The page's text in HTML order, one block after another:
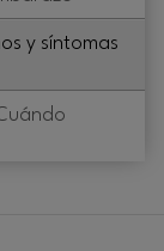
y síntomas